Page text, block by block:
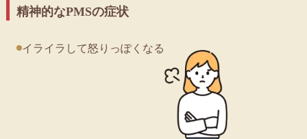
精神的なPMSの症状
イライラして怒りっぽくなる